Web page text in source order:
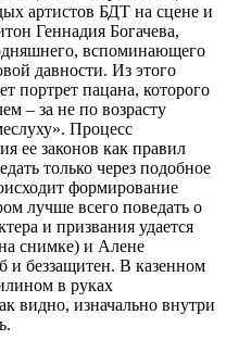
артистов БДТ на сцене и
Геннадия Богачева,
вспоминающего
давности. Из этого
портрет пацана, которого
– за не по возрасту
Процесс
ее законов как правил
только через подобное
формирование
лучше всего поведать о
и призвания удается
снимке) и Алене
и беззащитен. В казенном
в руках
видно, изначально внутри